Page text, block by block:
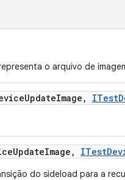
o arquivo de
UpdateImage , ITest
UpdateImage , ITest
do sideload para a